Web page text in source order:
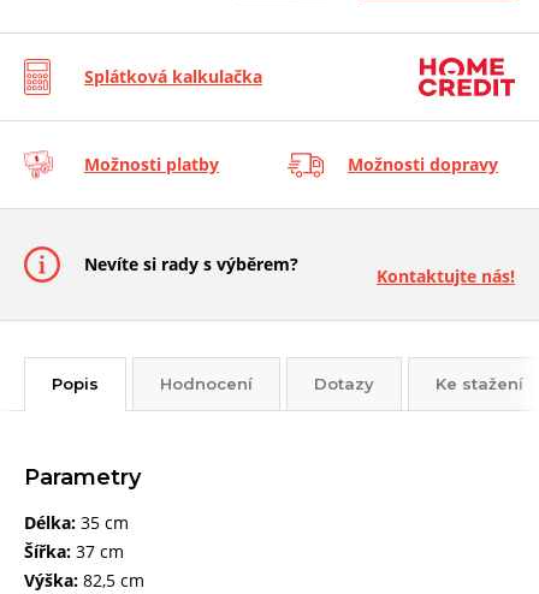
Splátková kalkulačka
Možnosti platby Možnosti dopravy
Nevíte si rady s výběrem?
Kontaktujte nás!
Popis Hodnocení Dotazy Ke stažení
Parametry
Délka: 35 cm
Šířka: 37 cm
Výška: 82,5 cm